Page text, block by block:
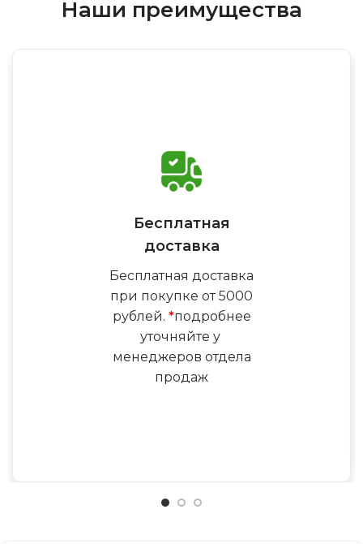
Наши преимущества
Бесплатная
доставка
Бесплатная доставка
при покупке от 5000
рублей. *подробнее
уточняйте у
менеджеров отдела
продаж